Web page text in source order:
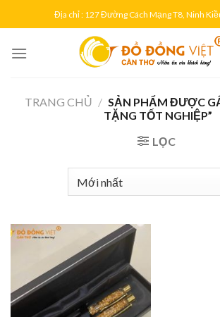
to
Địa chỉ : 127 Đường Cách Mạng T8, Ninh
TRANG CHỦ / SẢN PHẨM ĐƯỢC
TẶNG TỐT NGHIỆP”
LỌC